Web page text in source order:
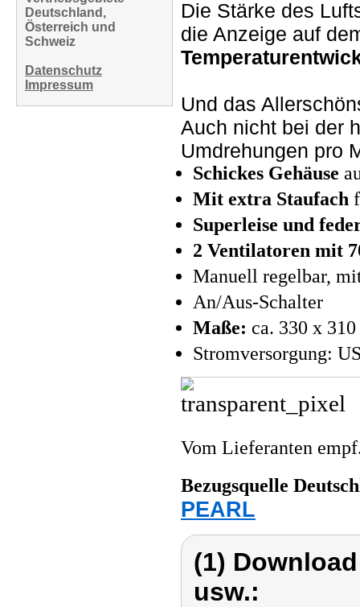
Deutschland,
Österreich und
Schweiz
Datenschutz
Impressum
Die Stärke des
die Anzeige auf
Und das
Auch nicht bei der
Umdrehungen pro
Schickes Gehäuse
Mit extra Staufach
Superleise und
2 Ventilatoren mit
Manuell regelbar,
An/Aus-Schalter
Maße: ca. 330 x
Stromversorgung:
Vom Lieferanten
Bezugsquelle
PEARL
(1)
usw.: